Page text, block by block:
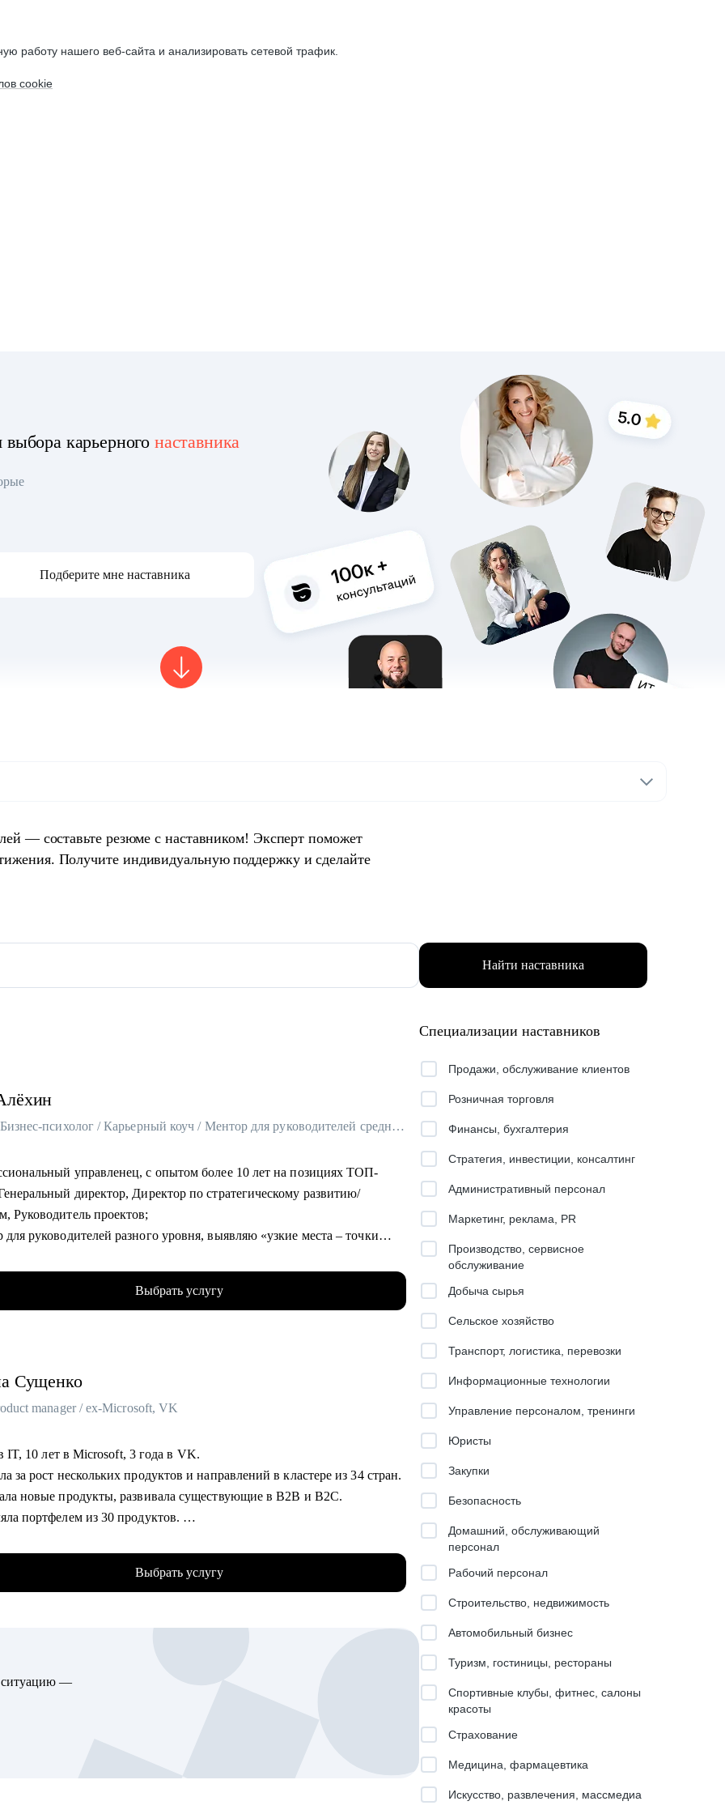
работу нашего веб-сайта и анализировать сетевой трафик.
cookie
карьерного наставника
Подберите мне наставника
— составьте резюме с наставником! Эксперт поможет
Получите индивидуальную поддержку и сделайте
Найти наставника
Трекер / Бизнес-психолог / Карьерный коуч / Ментор для руководителей среднего и высшего звена
управленец, с опытом более 10 лет на позициях ТОП-
директор, Директор по стратегическому развитию/
Руководитель проектов;
для руководителей разного уровня, выявляю «узкие места – точки
более 2000+ отработанных резюме, 750+ собеседований, более
консультаций;
управленческим и кадровым консалтингом;
более 40 крупных проектов по развитию компаний различных
мощную технологию общения с клиентами и построения партнерских
с ВУЗами в разрезе карьерных определений студентов;
для управляющих позиций;
синдромов самозванца и отличника и др.;
Выбрать услугу
Сущенко
manager / ex-Microsoft, VK
IT, 10 лет в Microsoft, 3 года в VK.
за рост нескольких продуктов и направлений в кластере из 34 стран.
новые продукты, развивала существующие в B2B и B2C.
портфелем из 30 продуктов.
что делать дальше, если появилась идея продукта
Выбрать услугу
ситуацию —
Специализации наставников
Продажи, обслуживание клиентов
Розничная торговля
Финансы, бухгалтерия
Стратегия, инвестиции, консалтинг
Административный персонал
Маркетинг, реклама, PR
Производство, сервисное
обслуживание
Добыча сырья
Сельское хозяйство
Транспорт, логистика, перевозки
Информационные технологии
Управление персоналом, тренинги
Юристы
Закупки
Безопасность
Домашний, обслуживающий
персонал
Рабочий персонал
Строительство, недвижимость
Автомобильный бизнес
Туризм, гостиницы, рестораны
Спортивные клубы, фитнес, салоны
красоты
Страхование
Медицина, фармацевтика
Искусство, развлечения, массмедиа